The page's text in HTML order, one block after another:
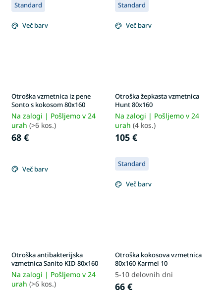
Standard
Več barv
Otroška vzmetnica iz pene
Sonto s kokosom 80x160
Na zalogi | Pošljemo v 24
urah (>6 kos.)
68 €
Standard
Več barv
Otroška žepkasta vzmetnica
Hunt 80x160
Na zalogi | Pošljemo v 24
urah (4 kos.)
105 €
Več barv
Otroška antibakterijska
vzmetnica Sanito KID 80x160
Na zalogi | Pošljemo v 24
urah (>6 kos.)
Standard
Več barv
Otroška kokosova vzmetnica
80x160 Karmel 10
5-10 delovnih dni
66 €